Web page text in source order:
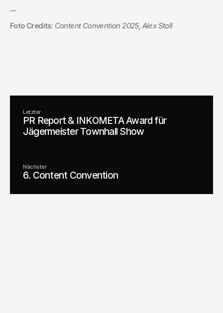
--
Foto Credits: Content Convention 2025, Alex Stoll
Letzter
PR Report & INKOMETA Award für
Jägermeister Townhall Show
Nächster
6. Content Convention